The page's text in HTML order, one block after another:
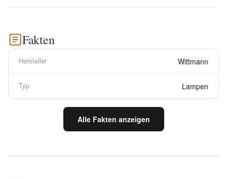
Fakten
Hersteller Wittmann
Typ Lampen
Alle Fakten anzeigen